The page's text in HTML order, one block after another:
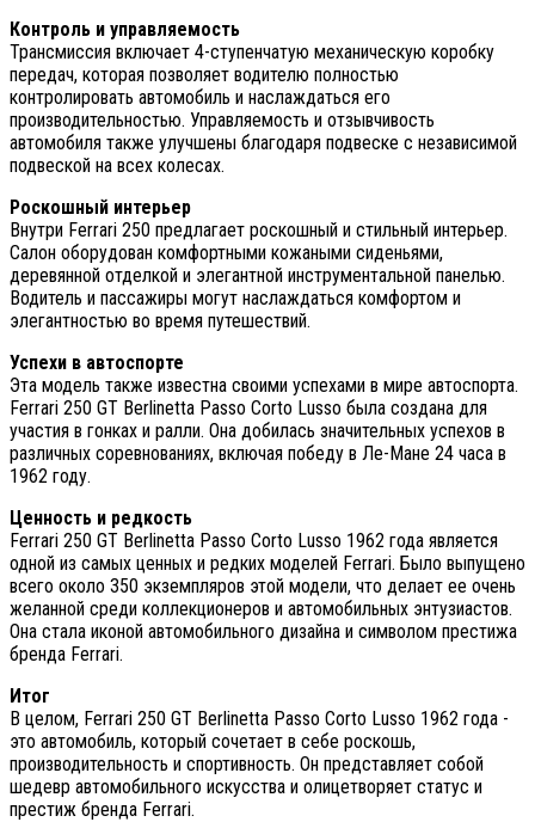
Контроль и управляемость
Трансмиссия включает 4-ступенчатую механическую коробку
передач, которая позволяет водителю полностью
контролировать автомобиль и наслаждаться его
производительностью. Управляемость и отзывчивость
автомобиля также улучшены благодаря подвеске с независимой
подвеской на всех колесах.
Роскошный интерьер
Внутри Ferrari 250 предлагает роскошный и стильный интерьер.
Салон оборудован комфортными кожаными сиденьями,
деревянной отделкой и элегантной инструментальной панелью.
Водитель и пассажиры могут наслаждаться комфортом и
элегантностью во время путешествий.
Успехи в автоспорте
Эта модель также известна своими успехами в мире автоспорта.
Ferrari 250 GT Berlinetta Passo Corto Lusso была создана для
участия в гонках и ралли. Она добилась значительных успехов в
различных соревнованиях, включая победу в Ле-Мане 24 часа в
1962 году.
Ценность и редкость
Ferrari 250 GT Berlinetta Passo Corto Lusso 1962 года является
одной из самых ценных и редких моделей Ferrari. Было выпущено
всего около 350 экземпляров этой модели, что делает ее очень
желанной среди коллекционеров и автомобильных энтузиастов.
Она стала иконой автомобильного дизайна и символом престижа
бренда Ferrari.
Итог
В целом, Ferrari 250 GT Berlinetta Passo Corto Lusso 1962 года -
это автомобиль, который сочетает в себе роскошь,
производительность и спортивность. Он представляет собой
шедевр автомобильного искусства и олицетворяет статус и
престиж бренда Ferrari.